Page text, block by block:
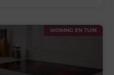
WONING EN TUIN